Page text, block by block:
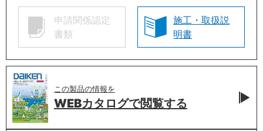
申請関係認定
書類
施工・取扱説
明書
この製品の情報を
WEBカタログで閲覧する